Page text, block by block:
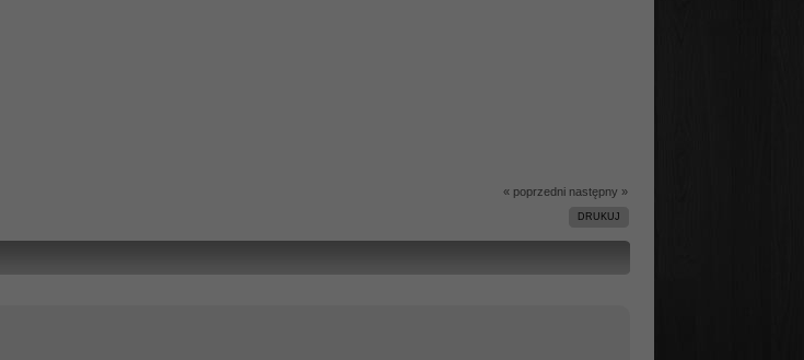
« poprzedni następny »
DRUKUJ